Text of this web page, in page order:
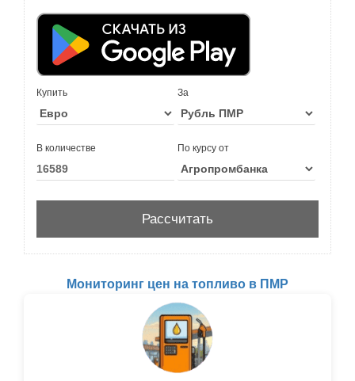
Купить За
В количестве По курсу от
Мониторинг цен на топливо в ПМР